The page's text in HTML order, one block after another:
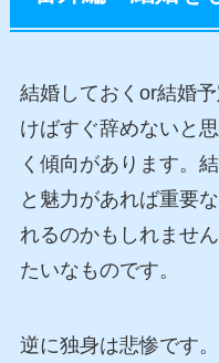
結婚しておくor結婚
けばすぐ辞めないと
く傾向があります。
と魅力があれば重要
れるのかもしれませ
たいなものです。
逆に独身は悲惨です